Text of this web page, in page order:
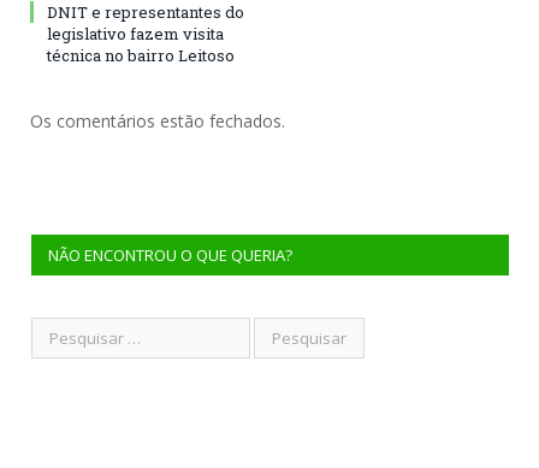
DNIT e representantes do
legislativo fazem visita
técnica no bairro Leitoso
Os comentários estão fechados.
NÃO ENCONTROU O QUE QUERIA?